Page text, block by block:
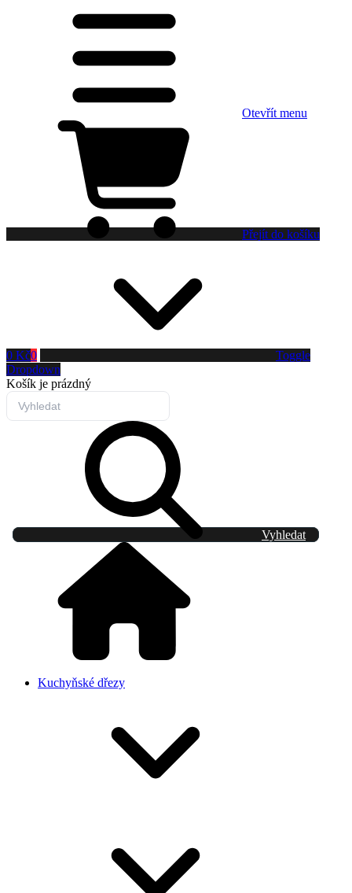
Otevřít menu
Přejít do košíku
0 Kč0
Toggle
Dropdown
Košík je prázdný
Vyhledat
Kuchyňské dřezy